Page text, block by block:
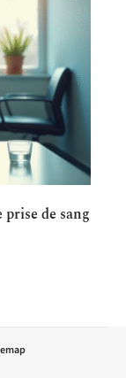
prise de sang